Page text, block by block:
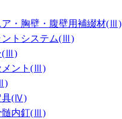
・胸壁・腹壁用補綴材(Ⅲ)
トシステム(Ⅲ)
(Ⅲ)
ント (Ⅲ)
具(Ⅳ)
内釘(Ⅲ)